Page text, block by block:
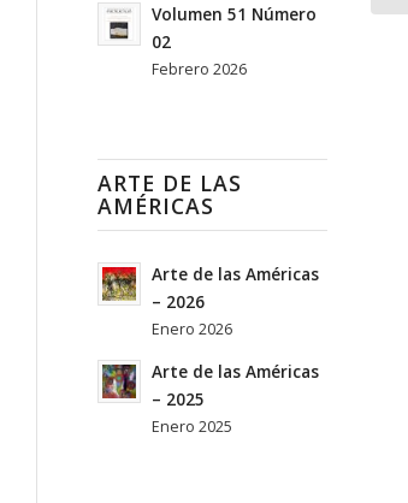
Volumen 51 Número
02
Febrero 2026
ARTE DE LAS
AMÉRICAS
Arte de las Américas
– 2026
Enero 2026
Arte de las Américas
– 2025
Enero 2025